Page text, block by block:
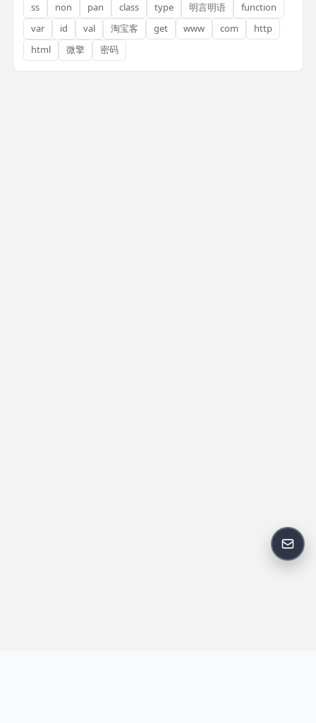
ss non pan class type 明言明语
function
var
id val 淘宝客 get www com
http
html
微擎 密码
反馈